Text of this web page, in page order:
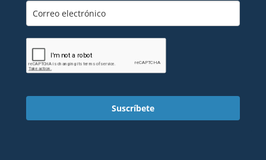
Suscríbete